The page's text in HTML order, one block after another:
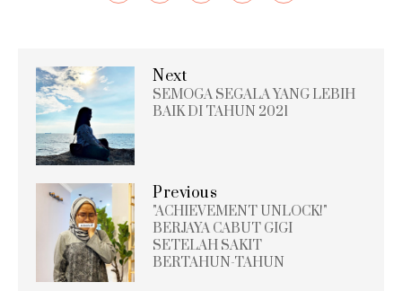
Next
SEMOGA SEGALA YANG LEBIH
BAIK DI TAHUN 2021
Previous
"ACHIEVEMENT UNLOCK!"
BERJAYA CABUT GIGI
SETELAH SAKIT
BERTAHUN-TAHUN